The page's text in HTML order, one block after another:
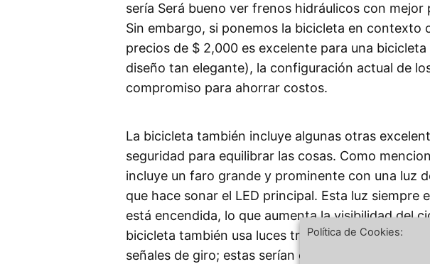
sería Será bueno ver frenos hidráulicos con
Sin embargo, si ponemos la bicicleta en contexto
precios de $ 2,000 es excelente para una
diseño tan elegante), la configuración actual de
compromiso para ahorrar costos.
La bicicleta también incluye algunas otras
seguridad para equilibrar las cosas. Como
incluye un faro grande y prominente con una luz
que hace sonar el LED principal. Esta luz siempre
está encendida, lo que aumenta la visibilidad del
bicicleta también usa luces traseras con función
señales de giro; estas serían otra adición
Política de Cookies: